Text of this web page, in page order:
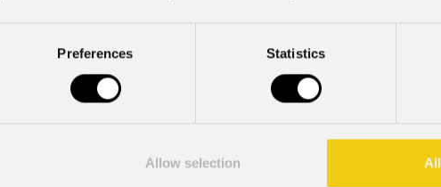
Preferences Statistics
Allow selection
Il lavoro on the road è implacabile—intemperie,
le richieste più esigenti dei designer in termini di